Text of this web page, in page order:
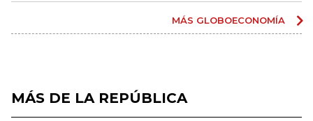
MÁS GLOBOECONOMÍA
MÁS DE LA REPÚBLICA